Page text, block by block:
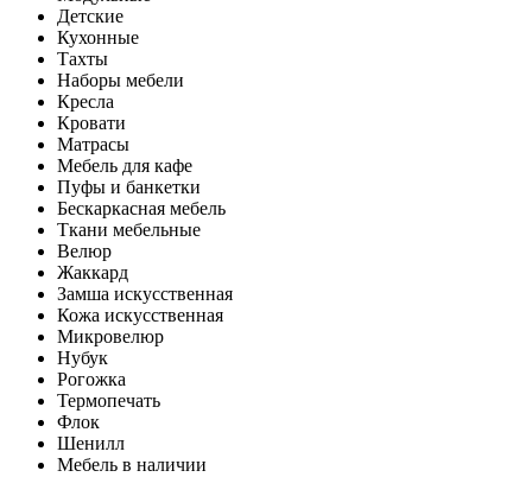
Детские
Кухонные
Тахты
Наборы мебели
Кресла
Кровати
Матрасы
Мебель для кафе
Пуфы и банкетки
Бескаркасная мебель
Ткани мебельные
Велюр
Жаккард
Замша искусственная
Кожа искусственная
Микровелюр
Нубук
Рогожка
Термопечать
Флок
Шенилл
Мебель в наличии